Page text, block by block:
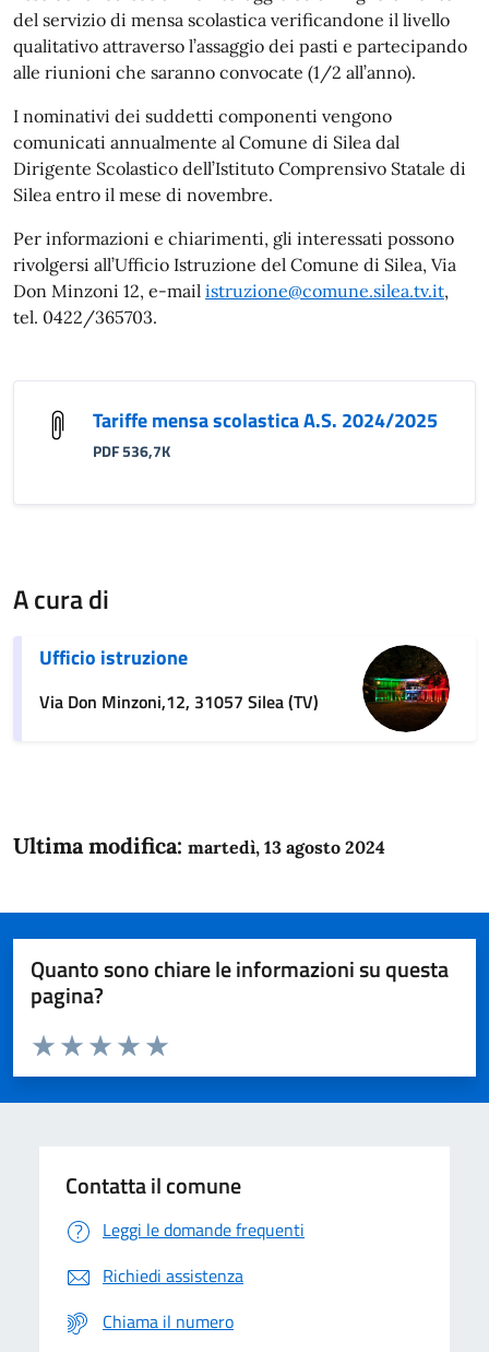
del servizio di mensa scolastica verificandone il livello
qualitativo attraverso l’assaggio dei pasti e partecipando
alle riunioni che saranno convocate (1/2 all’anno).
I nominativi dei suddetti componenti vengono
comunicati annualmente al Comune di Silea dal
Dirigente Scolastico dell’Istituto Comprensivo Statale di
Silea entro il mese di novembre.
Per informazioni e chiarimenti, gli interessati possono
rivolgersi all’Ufficio Istruzione del Comune di Silea, Via
Don Minzoni 12, e-mail istruzione@comune.silea.tv.it,
tel. 0422/365703.
Tariffe mensa scolastica A.S. 2024/2025
PDF 536,7K
A cura di
Ufficio istruzione
Via Don Minzoni,12, 31057 Silea (TV)
Ultima modifica: martedì, 13 agosto 2024
Quanto sono chiare le informazioni su questa
pagina?
Domanda
Valuta da 1 a 5 stelle la pagina
Valuta 5 stelle su 5
Valuta 4 stelle su 5
Valuta 3 stelle su 5
Valuta 2 stelle su 5
Valuta 1 stelle su 5
Contatta il comune
Leggi le domande frequenti
Richiedi assistenza
Chiama il numero